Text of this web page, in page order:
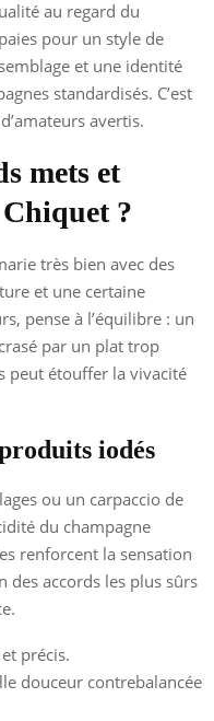
au regard du
pour un style de
et une identité
standardisés. C’est
avertis.
mets et
?
très bien avec des
et une certaine
pense à l’équilibre : un
par un plat trop
peut étouffer la vivacité
iodés
ou un carpaccio de
du champagne
renforcent la sensation
des accords les plus sûrs
précis.
douceur contrebalancée